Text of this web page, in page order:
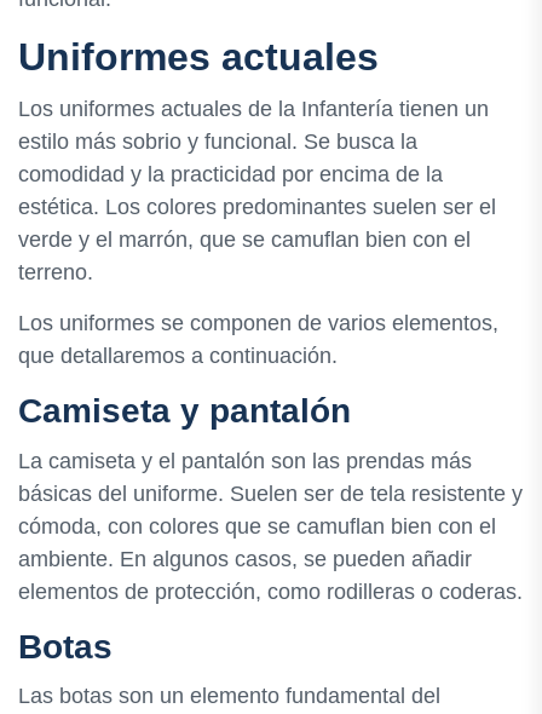
Uniformes actuales
Los uniformes actuales de la Infantería tienen un
estilo más sobrio y funcional. Se busca la
comodidad y la practicidad por encima de la
estética. Los colores predominantes suelen ser el
verde y el marrón, que se camuflan bien con el
terreno.
Los uniformes se componen de varios elementos,
que detallaremos a continuación.
Camiseta y pantalón
La camiseta y el pantalón son las prendas más
básicas del uniforme. Suelen ser de tela resistente y
cómoda, con colores que se camuflan bien con el
ambiente. En algunos casos, se pueden añadir
elementos de protección, como rodilleras o coderas.
Botas
Las botas son un elemento fundamental del